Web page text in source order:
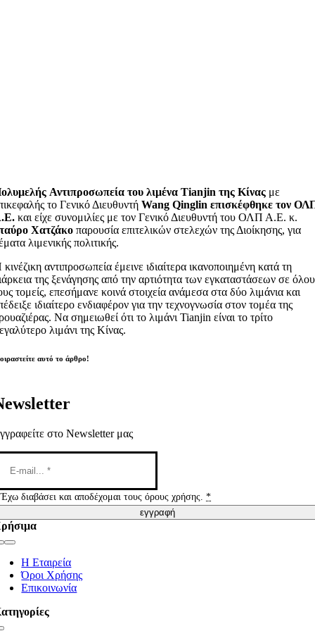
Αντιπροσωπεία του λιμέναTianjin της Κίνας με
το Γενικό ΔιευθυντήWang Qinglin επισκέφθηκε τον
και είχε συνομιλίες με τον Γενικό Διευθυντή του ΟΛΠ Α.Ε. κ.
Χατζάκο παρουσία επιτελικών στελεχών της Διοίκησης, για
λιμενικής πολιτικής.
αντιπροσωπεία έμεινε ιδιαίτερα ικανοποιημένη κατά τη
της ξενάγησης από την αρτιότητα των εγκαταστάσεων σε
τομείς, επεσήμανε κοινά στοιχεία ανάμεσα στα δύο λιμάνια και
ιδιαίτερο ενδιαφέρον για την τεχνογνωσία στον τομέα της
Να σημειωθεί ότι το λιμάνι Tianjin είναι το τρίτο
λιμάνι της Κίνας.
αυτό το άρθρο!
στο Newsletter μας
Έχω διαβάσει και αποδέχομαι τους όρους χρήσης.*
εγγραφή
Η Εταιρεία
Όροι Χρήσης
Επικοινωνία